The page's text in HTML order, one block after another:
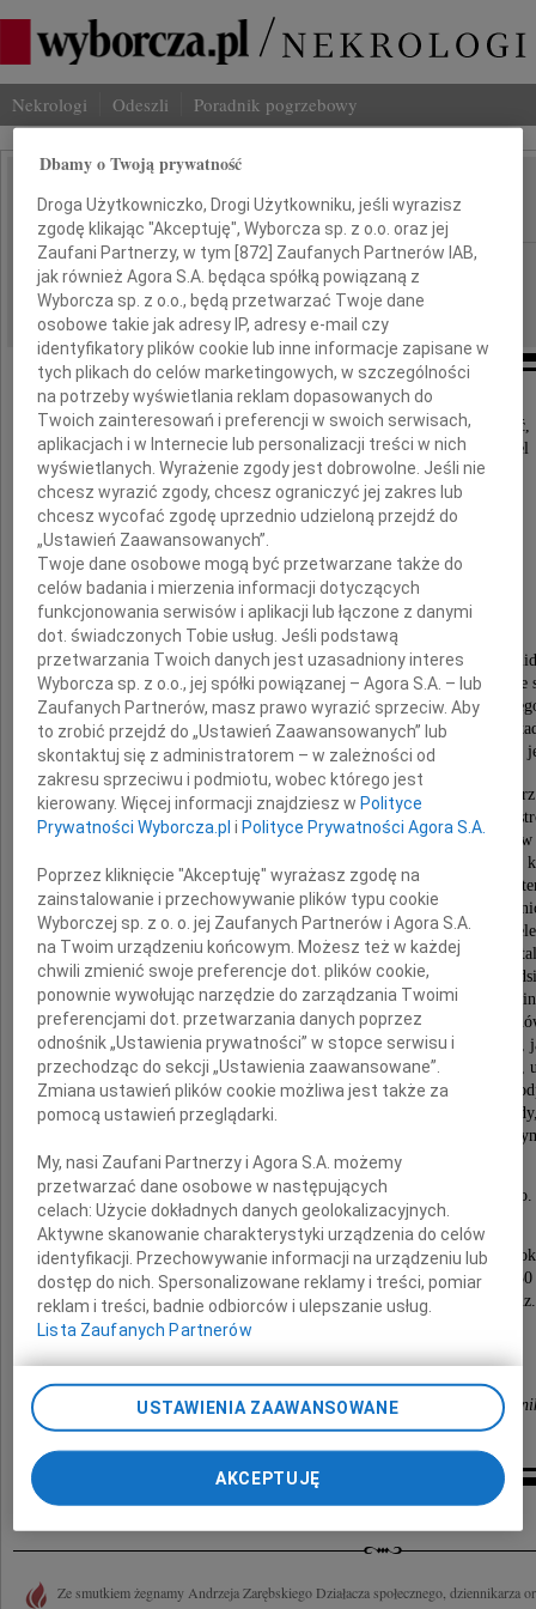
Nekrologi Odeszli Poradnik pogrzebowy
IMIĘ I NAZWISKO: Andrzej Zarębski
REGION: Gdańsk
DATA EMISJI: 24.03.2023
Z głębokim smutkiem przyjęliśmy wiadomość,
że 22 marca 2023 roku odszedł nasz Przyjaciel
Andrzej Zarębski
W latach 80-tych działał w strukturach podziemnej
by po 1989 roku w pełni zaangażować się w tworzenie
nowego państwa. Piastował stanowisko rzecznika
Jana Krzysztofa Bieleckiego, był posłem na Sejm I
a od 1993 do 1999 roku zasiadał w KRRiT, pełniąc funkcję
Zapisał się w historii jako działacz społeczny,
biorący czynny udział w obalaniu poprzedniego
Będzie pamiętany jako jeden z twórców wolnych
wolności słowa. Wybitny intelektualista i profesjonalista w
Po zakończeniu działalności politycznej, stał się
medialnego. Dzielił się z Izbą swoją wiedzą i służył
Dostrzegał konsekwencje elektronizacji mediów i wpływ
na rynek medialny. Swą wieloletnią pracą i wielkim
organizacyjnym zaskarbił sobie szacunek i uznanie
zrzeszonych w KIGEiT. Szeroko korzystaliśmy z jego
mediów oraz umiejętności analizowania zjawisk i
tak szybko zmieniającym się świecie. Żył tak intensywnie,
przeżyć więcej niż jedno życie. Intrygował uśmiechem,
opowiadać dowcipy i być duszą towarzystwa. W pracy był
i twórczy. Zawsze można było liczyć na Jego dobre
i doświadczenie, którymi chętnie się dzielił z
Będzie nam Ciebie Andrzeju bardzo brakowało.
Msza za Andrzeja odbędzie się 25 marca 2023
w Kościele Mariackim w Gdańsku o godz. 9:30
a pogrzeb na Cmentarzu Witomińskim w Gdyni o
Rada, Zarząd oraz Pracownicy
Krajowej Izby Gospodarczej Elektroniki i
Kondolencje
Ze smutkiem żegnamy Andrzeja Zarębskiego Działacza społecznego, dziennikarza
Dbamy o Twoją prywatność
Droga Użytkowniczko, Drogi Użytkowniku, jeśli wyrazisz
zgodę klikając "Akceptuję", Wyborcza sp. z o.o. oraz jej
Zaufani Partnerzy, w tym [872 ] Zaufanych Partnerów IAB,
jak również Agora S.A. będąca spółką powiązaną z
Wyborcza sp. z o.o., będą przetwarzać Twoje dane
osobowe takie jak adresy IP, adresy e-mail czy
identyfikatory plików cookie lub inne informacje zapisane w
tych plikach do celów marketingowych, w szczególności
na potrzeby wyświetlania reklam dopasowanych do
Twoich zainteresowań i preferencji w swoich serwisach,
aplikacjach i w Internecie lub personalizacji treści w nich
wyświetlanych. Wyrażenie zgody jest dobrowolne. Jeśli nie
chcesz wyrazić zgody, chcesz ograniczyć jej zakres lub
chcesz wycofać zgodę uprzednio udzieloną przejdź do
„Ustawień Zaawansowanych”.
Twoje dane osobowe mogą być przetwarzane także do
celów badania i mierzenia informacji dotyczących
funkcjonowania serwisów i aplikacji lub łączone z danymi
dot. świadczonych Tobie usług. Jeśli podstawą
przetwarzania Twoich danych jest uzasadniony interes
Wyborcza sp. z o.o., jej spółki powiązanej – Agora S.A. – lub
Zaufanych Partnerów, masz prawo wyrazić sprzeciw. Aby
to zrobić przejdź do „Ustawień Zaawansowanych” lub
skontaktuj się z administratorem – w zależności od
zakresu sprzeciwu i podmiotu, wobec którego jest
kierowany. Więcej informacji znajdziesz w Polityce
Prywatności Wyborcza.pl i Polityce Prywatności Agora S.A.
Poprzez kliknięcie "Akceptuję" wyrażasz zgodę na
zainstalowanie i przechowywanie plików typu cookie
Wyborczej sp. z o. o. jej Zaufanych Partnerów i Agora S.A.
na Twoim urządzeniu końcowym. Możesz też w każdej
chwili zmienić swoje preferencje dot. plików cookie,
ponownie wywołując narzędzie do zarządzania Twoimi
preferencjami dot. przetwarzania danych poprzez
odnośnik „Ustawienia prywatności” w stopce serwisu i
przechodząc do sekcji „Ustawienia zaawansowane”.
Zmiana ustawień plików cookie możliwa jest także za
pomocą ustawień przeglądarki.
My, nasi Zaufani Partnerzy i Agora S.A. możemy
przetwarzać dane osobowe w następujących
celach:Użycie dokładnych danych geolokalizacyjnych.
Aktywne skanowanie charakterystyki urządzenia do celów
identyfikacji. Przechowywanie informacji na urządzeniu lub
dostęp do nich. Spersonalizowane reklamy i treści, pomiar
reklam i treści, badnie odbiorców i ulepszanie usług.
Lista Zaufanych Partnerów
USTAWIENIA ZAAWANSOWANE
AKCEPTUJĘ